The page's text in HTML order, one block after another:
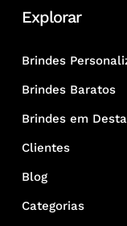
Explorar
Brindes
Brindes Baratos
Brindes em
Clientes
Blog
Categorias